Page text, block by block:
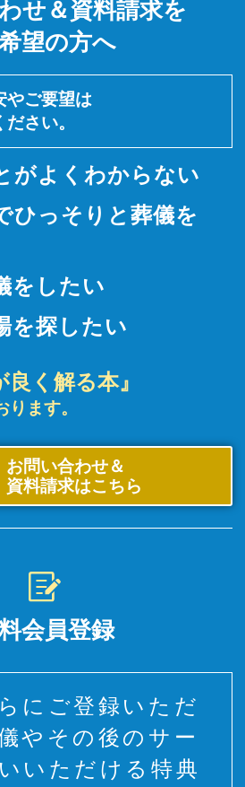
せ＆資料請求を
望の方へ
やご要望は
さい。
がよくわからない
ひっそりと 葬儀を
をしたい
を探したい
良く解る本』
ます。
お問い合わせ＆
資料請求はこちら
会員登録
にご登録いただ
やその後のサー
いただける特典